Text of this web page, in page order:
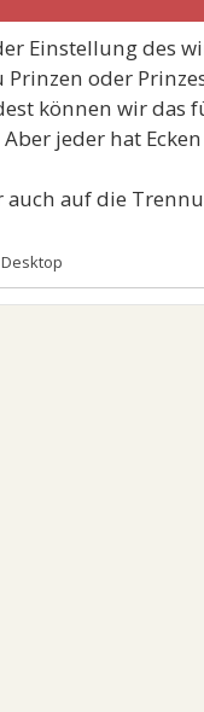
Einstellung des
Prinzen oder
können wir das
jeder hat
auch auf die